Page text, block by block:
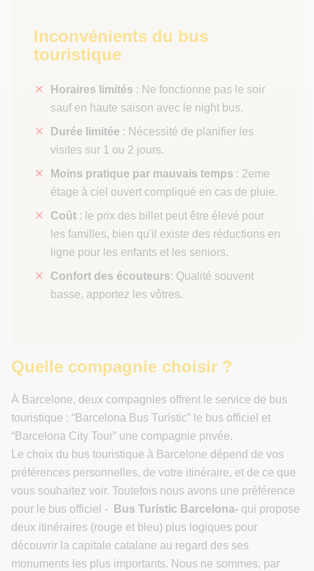
Inconvénients du bus
touristique
Horaires limités : Ne fonctionne pas le soir
sauf en haute saison avec le night bus.
Durée limitée : Nécessité de planifier les
visites sur 1 ou 2 jours.
Moins pratique par mauvais temps : 2eme
étage à ciel ouvert compliqué en cas de pluie.
Coût : le prix des billet peut être élevé pour
les familles, bien qu'il existe des réductions en
ligne pour les enfants et les seniors.
Confort des écouteurs: Qualité souvent
basse, apportez les vôtres.
Quelle compagnie choisir ?
À Barcelone, deux compagnies offrent le service de bus
touristique : “Barcelona Bus Turístic” le bus officiel et
“Barcelona City Tour” une compagnie privée.
Le choix du bus touristique à Barcelone dépend de vos
préférences personnelles, de votre itinéraire, et de ce que
vous souhaitez voir. Toutefois nous avons une préférence
pour le bus officiel -
Bus Turístic Barcelona- qui propose
deux itinéraires (rouge et bleu) plus logiques pour
découvrir la capitale catalane au regard des ses
monuments les plus importants. Nous ne sommes, par